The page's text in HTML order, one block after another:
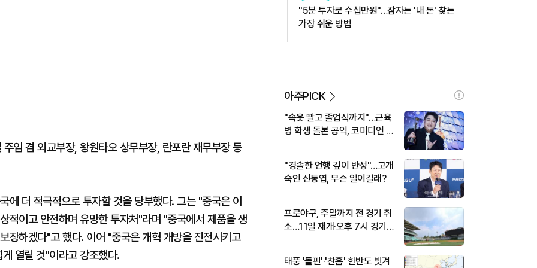
임 겸 외교부장, 왕원타오 상무부장, 란포란 재무부장 등
에 더 적극적으로 투자할 것을 당부했다. 그는 "중국은 이
적이고 안전하며 유망한 투자처"라며 "중국에서 제품을 생
장하겠다"고 했다. 이어 "중국은 개혁 개방을 진전시키고
열릴 것"이라고 강조했다.
"5분 투자로 수십만원"…잠자는 '내 돈' 찾는
가장 쉬운 방법
아주PICK
"속옷 빨고 졸업식까지"…근육
병 학생 돌본 공익, 코미디언 김
"경솔한 언행 깊이 반성"…고개
숙인 신동엽, 무슨 일이길래?
프로야구, 주말까지 전 경기 취
소…11일 재개·오후 7시 경기
태풍 '돌핀'·'찬홈' 한반도 빗겨